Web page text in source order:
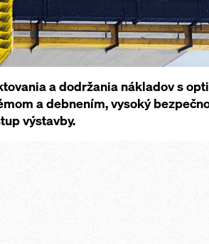
a dodržania nákladov s
a debnením, vysoký
výstavby.